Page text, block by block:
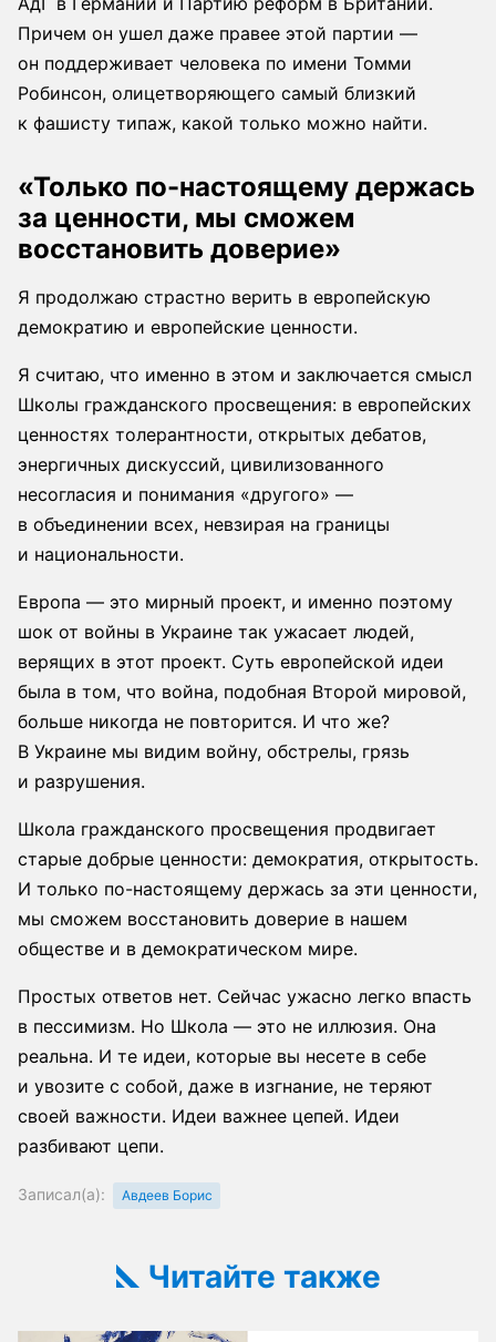
Причем он ушел даже правее этой партии —
он поддерживает человека по имени Томми
Робинсон, олицетворяющего самый близкий
к фашисту типаж, какой только можно найти.
«Только по-настоящему держась
за ценности, мы сможем
восстановить доверие»
Я продолжаю страстно верить в европейскую
демократию и европейские ценности.
Я считаю, что именно в этом и заключается смысл
Школы гражданского просвещения: в европейских
ценностях толерантности, открытых дебатов,
энергичных дискуссий, цивилизованного
несогласия и понимания «другого» —
в объединении всех, невзирая на границы
и национальности.
Европа — это мирный проект, и именно поэтому
шок от войны в Украине так ужасает людей,
верящих в этот проект. Суть европейской идеи
была в том, что война, подобная Второй мировой,
больше никогда не повторится. И что же?
В Украине мы видим войну, обстрелы, грязь
и разрушения.
Школа гражданского просвещения продвигает
старые добрые ценности: демократия, открытость.
И только по-настоящему держась за эти ценности,
мы сможем восстановить доверие в нашем
обществе и в демократическом мире.
Простых ответов нет. Сейчас ужасно легко впасть
в пессимизм. Но Школа — это не иллюзия. Она
реальна. И те идеи, которые вы несете в себе
и увозите с собой, даже в изгнание, не теряют
своей важности. Идеи важнее цепей. Идеи
разбивают цепи.
Записал(а): Авдеев Борис
Читайте также